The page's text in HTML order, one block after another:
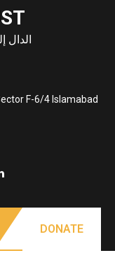
الدال
F-6/4 Islamabad
DONATE